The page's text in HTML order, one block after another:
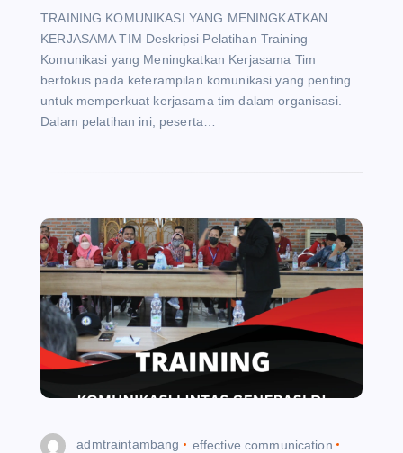
TRAINING KOMUNIKASI YANG MENINGKATKAN
KERJASAMA TIM Deskripsi Pelatihan Training
Komunikasi yang Meningkatkan Kerjasama Tim
berfokus pada keterampilan komunikasi yang penting
untuk memperkuat kerjasama tim dalam organisasi.
Dalam pelatihan ini, peserta…
admtraintambang
effective communication